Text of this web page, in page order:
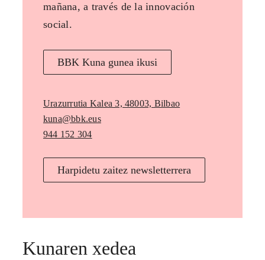
mañana, a través de la innovación
social.
BBK Kuna gunea ikusi
Urazurrutia Kalea 3, 48003, Bilbao
kuna@bbk.eus
944 152 304
Harpidetu zaitez newsletterrera
Kunaren xedea